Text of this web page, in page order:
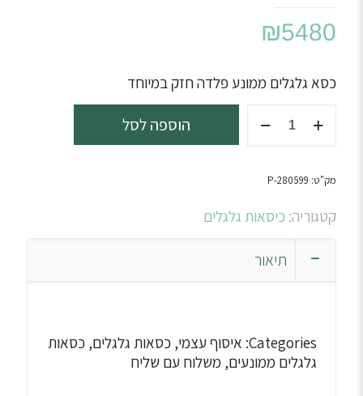
₪5480
כסא גלגלים ממונע פלדה חזק במיוחד
של
גלגלים
ממונע
פלדה
חזק
הוספה לסל
מק"ט: P-280599
קטגוריה: כיסאות גלגלים
תיאור
Categories: איסוף עצמי, כסאות גלגלים, כסאות
גלגלים ממונעים, משלוח עם שליח